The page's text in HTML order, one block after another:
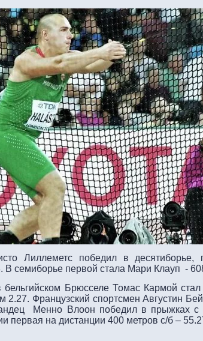
Лиллеметс победил в десятиборье,
В семиборье первой стала Мари Клауп -
Брюсселе Томас Кармой стал
2.27. Французский спортсмен Августин
Менно Влоон победил в прыжках с
первая на дистанции 400 метров с/б –